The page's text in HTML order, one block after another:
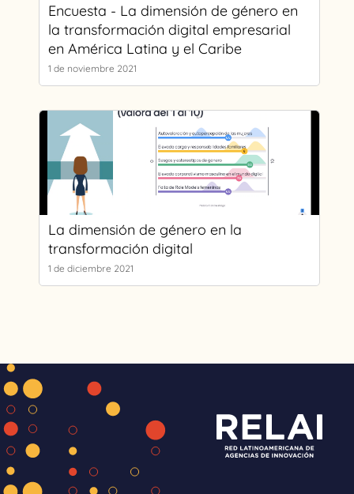
Encuesta - La dimensión de género en
la transformación digital empresarial
en América Latina y el Caribe
1 de noviembre 2021
La dimensión de género en la
transformación digital
1 de diciembre 2021